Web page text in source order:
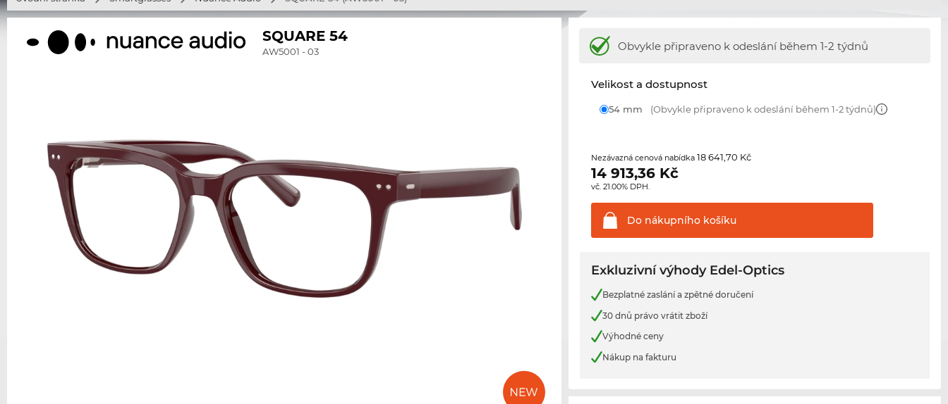
SQUARE 54
AW5001 - 03 Obvykle připraveno k odeslání během 1-2 týdnů
Velikost a dostupnost
54 mm (Obvykle připraveno k odeslání během 1-2 týdnů)
Nezávazná cenová nabídka18 641,70 Kč
14 913,36 Kč
vč. 21.00% DPH.
Do nákupního košíku
Exkluzivní výhody Edel-Optics
Bezplatné zaslání a zpětné doručení
30 dnů právo vrátit zboží
Výhodné ceny
Nákup na fakturu